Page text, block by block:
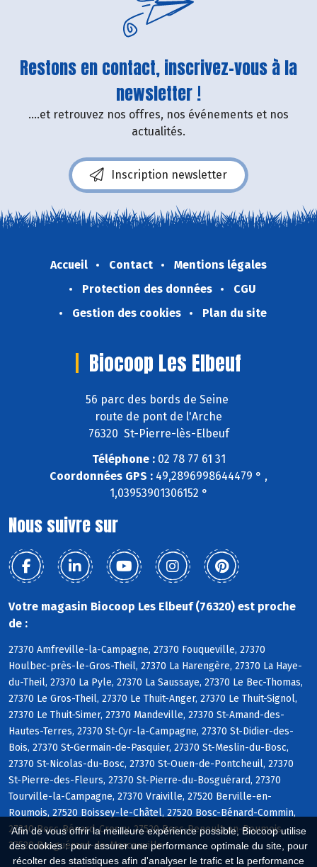
Afin de vous offrir la meilleure expérience possible, Biocoop utilise
des cookies : pour assurer une performance optimale du site, pour
récolter des statistiques afin d'analyser le trafic et la performance
Restons en contact, inscrivez-vous à la
newsletter !
....et retrouvez nos offres, nos événements et nos
actualités.
Inscription newsletter
Accueil Contact
Mentions légales
Protection des données
CGU
Gestion des cookies
Plan du site
Biocoop Les Elbeuf
56 parc des bords de Seine
route de pont de l'Arche
76320 St-Pierre-lès-Elbeuf
Téléphone :02 78 77 61 31
Coordonnées GPS : 49,2896998644479 ° ,
1,03953901306152 °
Nous suivre sur
Votre magasin Biocoop Les Elbeuf (76320) est proche
de :
27370 Amfreville-la-Campagne, 27370 Fouqueville, 27370
Houlbec-près-le-Gros-Theil, 27370 La Harengère, 27370 La Haye-
du-Theil, 27370 La Pyle, 27370 La Saussaye, 27370 Le Bec-Thomas,
27370 Le Gros-Theil, 27370 Le Thuit-Anger, 27370 Le Thuit-Signol,
27370 Le Thuit-Simer, 27370 Mandeville, 27370 St-Amand-des-
Hautes-Terres, 27370 St-Cyr-la-Campagne, 27370 St-Didier-des-
Bois, 27370 St-Germain-de-Pasquier, 27370 St-Meslin-du-Bosc,
27370 St-Nicolas-du-Bosc, 27370 St-Ouen-de-Pontcheuil, 27370
St-Pierre-des-Fleurs, 27370 St-Pierre-du-Bosguérard, 27370
Tourville-la-Campagne, 27370 Vraiville, 27520 Berville-en-
Roumois, 27520 Boissey-le-Châtel, 27520 Bosc-Bénard-Commin,
27310 Bosc-Bénard-Crescy, 27520 Bosc-Renoult-en-Roumois,
27520 Bosguérard-de-Marcouville